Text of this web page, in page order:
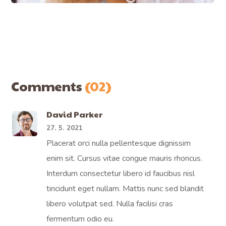
Comments(02)
David Parker
27. 5. 2021
Placerat orci nulla pellentesque dignissim
enim sit. Cursus vitae congue mauris rhoncus.
Interdum consectetur libero id faucibus nisl
tincidunt eget nullam. Mattis nunc sed blandit
libero volutpat sed. Nulla facilisi cras
fermentum odio eu.